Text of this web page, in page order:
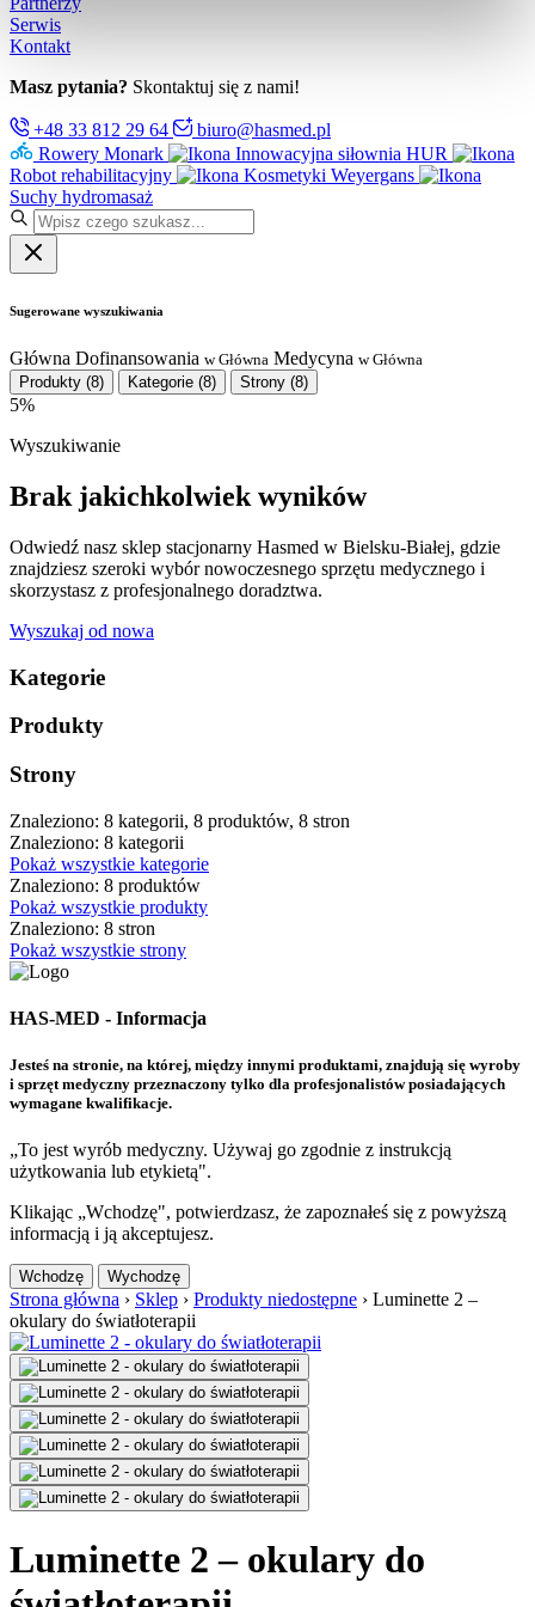
Serwis
Kontakt
Masz pytania? Skontaktuj się z nami!
+48 33 812 29 64
biuro@hasmed.pl
Rowery Monark
Innowacyjna siłownia HUR
Robot rehabilitacyjny
Kosmetyki Weyergans
Suchy hydromasaż
Sugerowane wyszukiwania
Główna Dofinansowania w Główna Medycyna w Główna
Produkty (8) Kategorie (8) Strony (8)
5%
Wyszukiwanie
Brak jakichkolwiek wyników
Odwiedź nasz sklep stacjonarny Hasmed w Bielsku-Białej, gdzie
znajdziesz szeroki wybór nowoczesnego sprzętu medycznego i
skorzystasz z profesjonalnego doradztwa.
Wyszukaj od nowa
Kategorie
Produkty
Strony
Znaleziono: 8 kategorii, 8 produktów, 8 stron
Znaleziono: 8 kategorii
Pokaż wszystkie kategorie
Znaleziono: 8 produktów
Pokaż wszystkie produkty
Znaleziono: 8 stron
Pokaż wszystkie strony
HAS-MED - Informacja
Jesteś na stronie, na której, między innymi produktami, znajdują się wyroby
i sprzęt medyczny przeznaczony tylko dla profesjonalistów posiadających
wymagane kwalifikacje.
„To jest wyrób medyczny. Używaj go zgodnie z instrukcją
użytkowania lub etykietą".
Klikając „Wchodzę", potwierdzasz, że zapoznałeś się z powyższą
informacją i ją akceptujesz.
Wchodzę Wychodzę
Strona główna › Sklep › Produkty niedostępne › Luminette 2 –
okulary do światłoterapii
Luminette 2 – okulary do